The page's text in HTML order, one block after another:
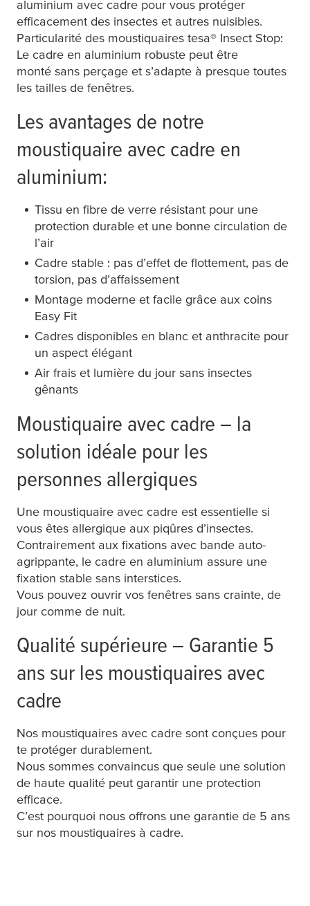
aluminium avec cadre pour vous protéger
efficacement des insectes et autres nuisibles.
Particularité des moustiquaires tesa® Insect Stop:
Le cadre en aluminium robuste peut être
monté sans perçage et s’adapte à presque toutes
les tailles de fenêtres.
Les avantages de notre
moustiquaire avec cadre en
aluminium:
Tissu en fibre de verre résistant pour une
protection durable et une bonne circulation de
l’air
Cadre stable : pas d’effet de flottement, pas de
torsion, pas d’affaissement
Montage moderne et facile grâce aux coins
Easy Fit
Cadres disponibles en blanc et anthracite pour
un aspect élégant
Air frais et lumière du jour sans insectes
gênants
Moustiquaire avec cadre – la
solution idéale pour les
personnes allergiques
Une moustiquaire avec cadre est essentielle si
vous êtes allergique aux piqûres d’insectes.
Contrairement aux fixations avec bande auto-
agrippante, le cadre en aluminium assure une
fixation stable sans interstices.
Vous pouvez ouvrir vos fenêtres sans crainte, de
jour comme de nuit.
Qualité supérieure – Garantie 5
ans sur les moustiquaires avec
cadre
Nos moustiquaires avec cadre sont conçues pour
te protéger durablement.
Nous sommes convaincus que seule une solution
de haute qualité peut garantir une protection
efficace.
C’est pourquoi nous offrons une garantie de 5 ans
sur nos moustiquaires à cadre.